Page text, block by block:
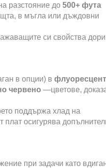
разстояние до 500+ фута
в мъгла или дъждовни
си свойства дори
в опции) в
червено —цветове,
поддържа хлад на
плат осигурява
при задачи като